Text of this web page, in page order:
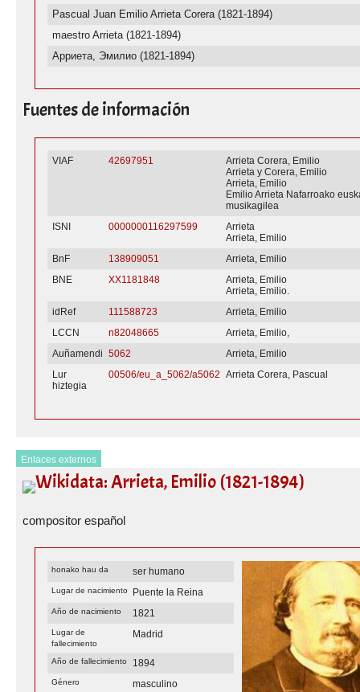
Pascual Juan Emilio Arrieta Corera (1821-1894)
maestro Arrieta (1821-1894)
Арриета, Эмилио (1821-1894)
Fuentes de información
VIAF 42697951
Arrieta Corera, Emilio
Arrieta y Corera, Emilio
Arrieta, Emilio
Emilio Arrieta Nafarroako
musikagilea
ISNI
0000000116297599
Arrieta
Arrieta, Emilio
BnF
138909051
Arrieta, Emilio
BNE
XX1181848
Arrieta, Emilio
Arrieta, Emilio.
idRef
111588723
Arrieta, Emilio
LCCN
n82048665
Arrieta, Emilio,
Auñamendi 5062
Arrieta, Emilio
Lur
hiztegia
00506/eu_a_5062/a5062 Arrieta Corera, Pascual
Enlaces externos
Wikidata: Arrieta, Emilio (1821-1894)
compositor español
honako hau da ser humano
Lugar de nacimiento Puente la Reina
Año de nacimiento 1821
Lugar de
fallecimiento
Madrid
Año de fallecimiento 1894
Género masculino